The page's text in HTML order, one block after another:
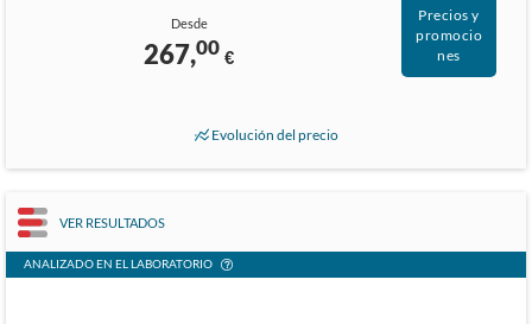
Desde
267,00 €
Precios y
promocio
nes
Evolución del precio
VER RESULTADOS
ANALIZADO EN EL LABORATORIO